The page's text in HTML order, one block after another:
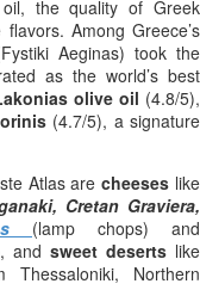
the quality of Greek
Among Greece’s
Aeginas) took the
as the world’s best
olive oil (4.8/5),
(4.7/5), a signature
Atlas arecheeses like
Cretan Graviera,
(lamp chops) and
and sweet deserts like
Thessaloniki, Northern